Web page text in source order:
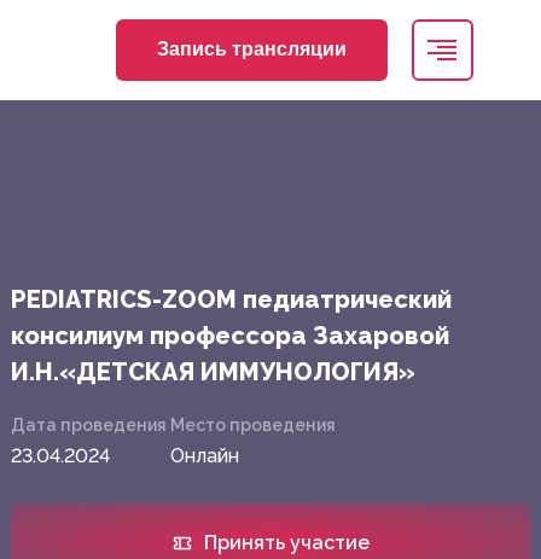
Запись трансляции
PEDIATRICS-ZOOM педиатрический
консилиум профессора Захаровой
И.Н.«ДЕТСКАЯ ИММУНОЛОГИЯ»
Дата проведения
23.04.2024
Место проведения
Онлайн
Принять участие